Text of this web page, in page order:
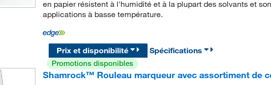
en papier résistent à l'humidité et à la plupart des solvants et
applications à basse température.
Prix et disponibilité
Spécifications
Promotions disponibles
Shamrock™ Rouleau marqueur avec assortiment de